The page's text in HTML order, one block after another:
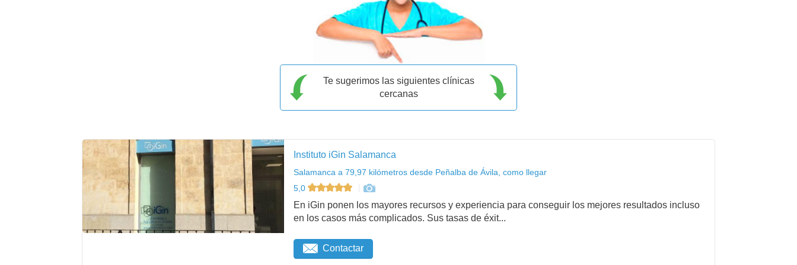
Te sugerimos las siguientes clínicas
cercanas
Instituto iGin Salamanca
Salamanca a 79,97 kilómetros desde Peñalba de Ávila, como llegar
5,0
En iGin ponen los mayores recursos y experiencia para conseguir los mejores resultados incluso
en los casos más complicados. Sus tasas de éxit...
Contactar